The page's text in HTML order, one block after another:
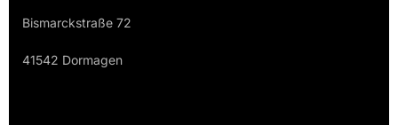
Bismarckstraße 72
41542 Dormagen